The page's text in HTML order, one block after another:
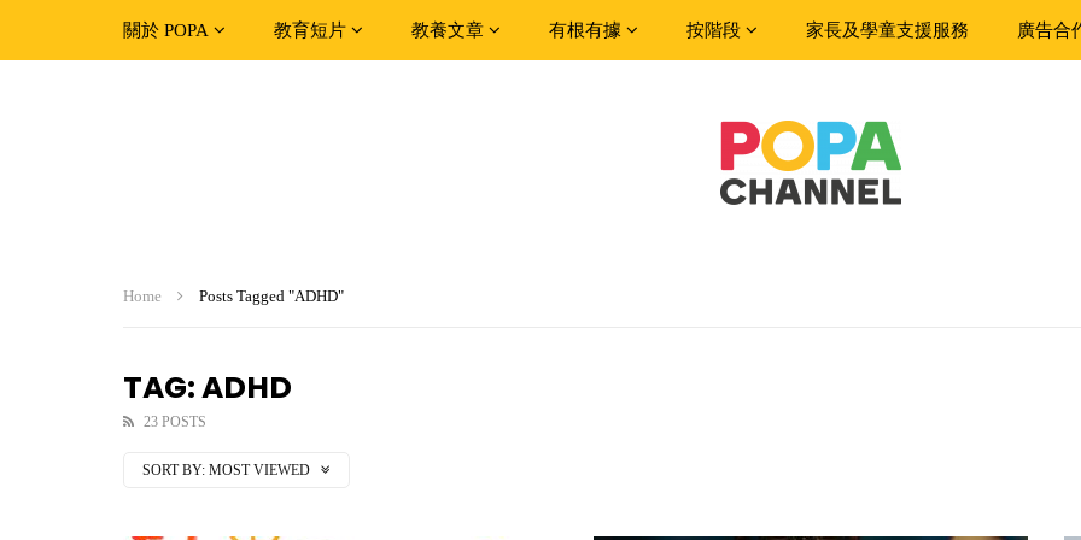
關於 POPA 教育短片 教養文章 有根有據 按階段 家長及學童支援服務 廣告合
Home Posts Tagged "ADHD"
TAG: ADHD
23 POSTS
SORT BY: MOST VIEWED